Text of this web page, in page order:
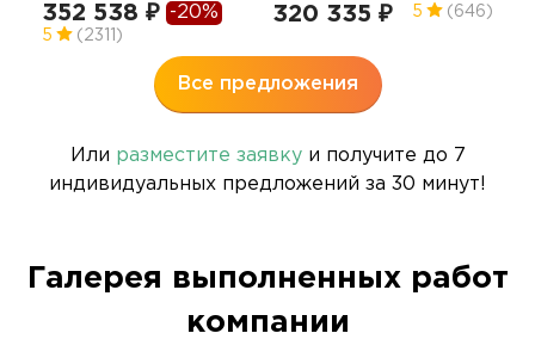
352 538 ₽ -20%
5 (2311)
320 335 ₽ 5 (646)
Все предложения
Или разместите заявкуи получите до 7
индивидуальных предложений за 30 минут!
Галерея выполненных работ
компании